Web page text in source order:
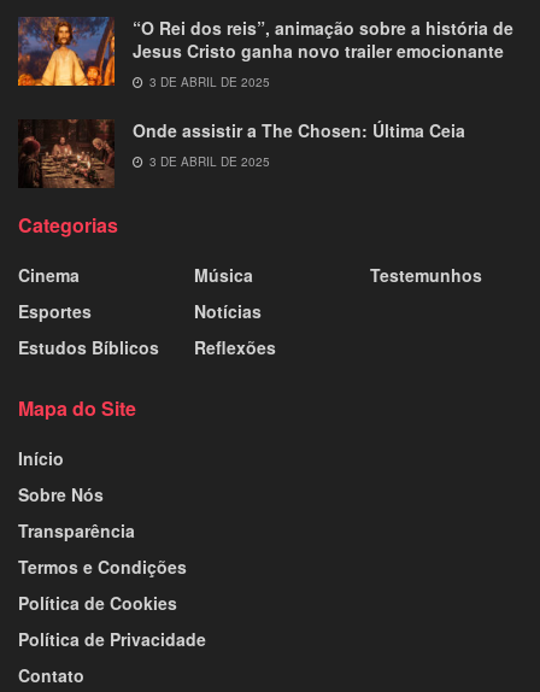
“O Rei dos reis”, animação sobre a história de
Jesus Cristo ganha novo trailer emocionante
3 DE ABRIL DE 2025
Onde assistir a The Chosen: Última Ceia
3 DE ABRIL DE 2025
Categorias
Cinema
Esportes
Estudos Bíblicos
Música
Notícias
Reflexões
Testemunhos
Mapa do Site
Início
Sobre Nós
Transparência
Termos e Condições
Política de Cookies
Política de Privacidade
Contato